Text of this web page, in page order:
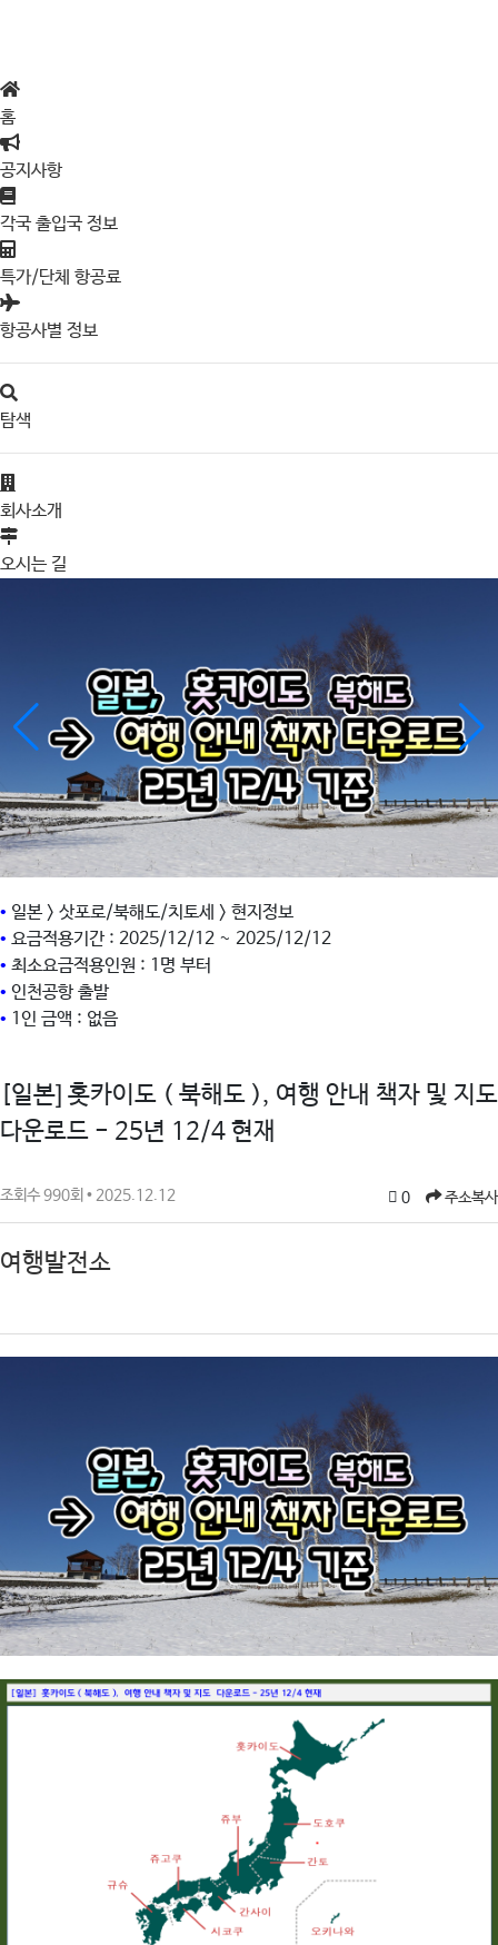
홈
공지사항
각국 출입국 정보
특가/단체 항공료
항공사별 정보
탐색
회사소개
오시는 길
• 일본 > 삿포로/북해도/치토세 > 현지정보
• 요금적용기간 : 2025/12/12 ~ 2025/12/12
• 최소요금적용인원 : 1명 부터
• 인천공항 출발
• 1인 금액 : 없음
[일본] 홋카이도 ( 북해도 ), 여행 안내 책자 및 지도
다운로드 - 25년 12/4 현재
조회수 990회 • 2025.12.12 0 주소복사
여행발전소